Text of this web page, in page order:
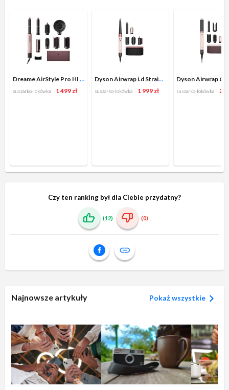
Dreame AirStyle Pro HI 1300W Zimny nawiew 3 poziomy temperatury
suszarko-lokówka 1 499 zł
Dyson Airwrap i.d Straight+Wavy 601848-01 1300W Jonizacja Zimny nawiew Średnica szczotki 40mm 3 poziomy temperatury
suszarko-lokówka 1 999 zł suszarko-lokówka 2
Czy ten ranking był dla Ciebie przydatny?
(12) (0)
Najnowsze artykuły Pokaż wszystkie